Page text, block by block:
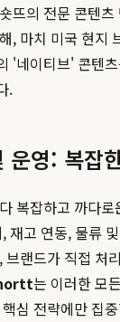
뜨의 전문 콘텐
, 마치 미국 현지
'네이티브' 콘텐
.
운영: 복잡
복잡하고 까다
, 재고 연동, 물류
브랜드가 직접 처
는 이러한 모
심 전략에만 집